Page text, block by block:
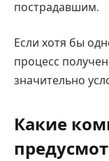
пострадавшим.
Если хотя бы
процесс
значительно
Какие